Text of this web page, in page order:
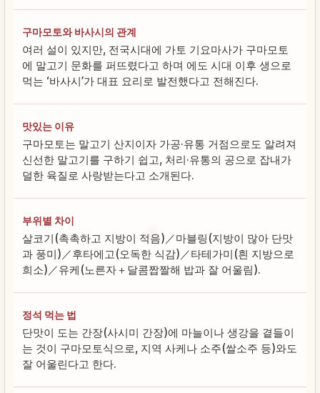
구마모토와 바사시의 관계
여러 설이 있지만, 전국시대에 가토 기요마사가 구마모토
에 말고기 문화를 퍼뜨렸다고 하며 에도 시대 이후 생으로
먹는 ‘바사시’가 대표 요리로 발전했다고 전해진다.
맛있는 이유
구마모토는 말고기 산지이자 가공·유통 거점으로도 알려져
신선한 말고기를 구하기 쉽고, 처리·유통의 공으로 잡내가
덜한 육질로 사랑받는다고 소개된다.
부위별 차이
살코기(촉촉하고 지방이 적음)／마블링(지방이 많아 단맛
과 풍미)／후타에고(오독한 식감)／타테가미(흰 지방으로
희소)／유케(노른자＋달콤짭짤해 밥과 잘 어울림).
정석 먹는 법
단맛이 도는 간장(사시미 간장)에 마늘이나 생강을 곁들이
는 것이 구마모토식으로, 지역 사케나 소주(쌀소주 등)와도
잘 어울린다고 한다.